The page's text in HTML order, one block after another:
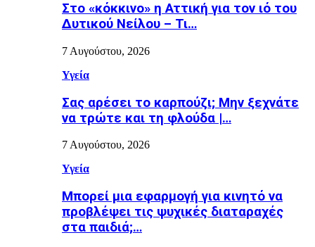
Στο «κόκκινο» η Αττική για τον ιό του
Δυτικού Νείλου – Τι…
7 Αυγούστου, 2026
Υγεία
Σας αρέσει το καρπούζι; Μην ξεχνάτε
να τρώτε και τη φλούδα |…
7 Αυγούστου, 2026
Υγεία
Μπορεί μια εφαρμογή για κινητό να
προβλέψει τις ψυχικές διαταραχές
στα παιδιά;…